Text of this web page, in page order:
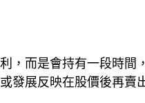
，而是會持有一段時間
發展反映在股價後再賣